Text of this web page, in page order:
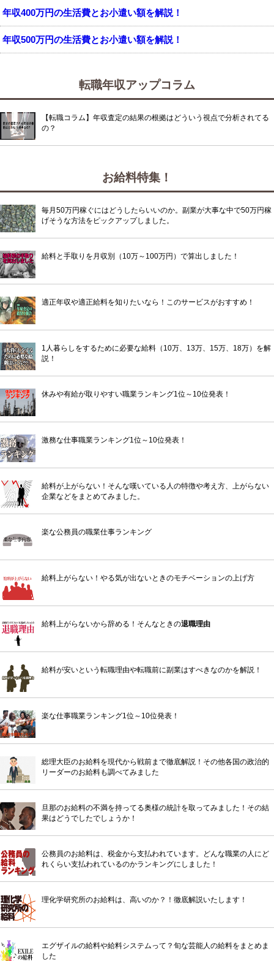
年収400万円の生活費とお小遣い額を解説！
年収500万円の生活費とお小遣い額を解説！
転職年収アップコラム
【転職コラム】年収査定の結果の根拠はどういう視点で分析されてる
の？
お給料特集！
毎月50万円稼ぐにはどうしたらいいのか。副業が大事な中で50万円稼
げそうな方法をピックアップしました。
給料と手取りを月収別（10万～100万円）で算出しました！
適正年収や適正給料を知りたいなら！このサービスがおすすめ！
1人暮らしをするために必要な給料（10万、13万、15万、18万）を解
説！
休みや有給が取りやすい職業ランキング1位～10位発表！
激務な仕事職業ランキング1位～10位発表！
給料が上がらない！そんな嘆いている人の特徴や考え方、上がらない
企業などをまとめてみました。
楽な公務員の職業仕事ランキング
給料上がらない！やる気が出ないときのモチベーションの上げ方
給料上がらないから辞める！そんなときの退職理由
給料が安いという転職理由や転職前に副業はすべきなのかを解説！
楽な仕事職業ランキング1位～10位発表！
総理大臣のお給料を現代から戦前まで徹底解説！その他各国の政治的
リーダーのお給料も調べてみました
旦那のお給料の不満を持ってる奥様の統計を取ってみました！その結
果はどうでしたでしょうか！
公務員のお給料は、税金から支払われています。どんな職業の人にど
れくらい支払われているのかランキングにしました！
理化学研究所のお給料は、高いのか？！徹底解説いたします！
エグザイルの給料や給料システムって？旬な芸能人の給料をまとめま
した